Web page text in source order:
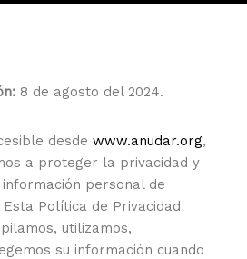
8 de agosto del 2024.
desdewww.anudar.org,
a proteger la privacidad y
personal de
Política de Privacidad
utilizamos,
su información cuando